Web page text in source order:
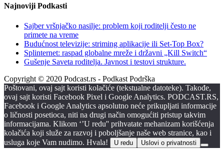
Najnoviji Podkasti
Sajber vršnjačko nasilje: problem koji roditelji često ne
primete na vreme
Budućnost televizije: striming aplikacije ili Set-Top Box?
Splinternet: raspad globalne mreže i državni „Kill Switch“
Gušenje Saveta roditelja. Javnost i testovi strukture.
Copyright © 2020 Podcast.rs - Podkast Podrška
Poštovani, ovaj sajt koristi kolačiće (tekstualne datoteke). Takođe,
ovaj sajt koristi Facebook Pixel i Google Analytics. PODCAST.RS,
Facebook i Google Analytics apsolutno neće prikupljati informacije
o ličnosti posetioca, niti na drugi način omogućiti pristup takvim
informacijama. Klikom ‘’U redu'' prihvatate mehanizam korišćenja
kolačića koji služe za razvoj i poboljšanje naše web stranice, kao i
usluga koje Vam nudimo. Hvala!
U redu Uslovi o privatnosti